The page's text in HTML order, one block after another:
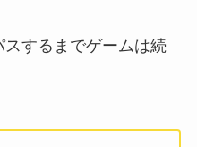
するまでゲームは続